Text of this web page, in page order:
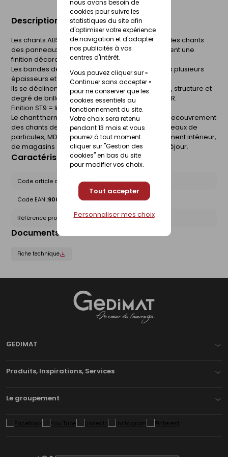
nous avons besoin de
cookies pour suivre les
statistiques du site afin
d'optimiser votre expérience
de navigation et d'adapter
nos publicités à vos
centres d'intérêt.
Vous pouvez cliquer sur «
Continuer sans accepter »
pour ne conserver que les
cookies essentiels au
fonctionnement du site.
Votre choix sera retenu
pendant 13 mois et vous
pourrez à tout moment
cliquer sur "Gestion des
cookies" en bas du site
pour modifier vos choix.
Tout accepter
Personnaliser mes choix
Description du produit
Les chants ABS s'utilisent pour le recouvrement des chants
des panneaux à base de bois revêtus et apportent une
finition décorative coordonnée.
Les bandes de chants ABS sont disponibles dans plusieurs
épaisseurs et largeurs.
Ils se déclinent dans le même coordonné décor, structure et
degré de brillance des produits décoratifs EGGER.
Finition ST9 = lisse mat.
Le chant thermoplastique ABS est utilisé pour le recouvrement
des chants des panneaux à base de bois (panneaux de
particules, MDF, panneaux alvéolaires). Agencement intérieur,
de magasins et stands, bureau et meubles de séjour.
Caractéristiques du produit
Code article chez le fournisseur :936776
Code EAN :9009094035081
Référence produit nationale Gedimat :30568202
Documents liés
Fiche technique
GEDIMAT
Produits, Inspirations, Services
Le groupement